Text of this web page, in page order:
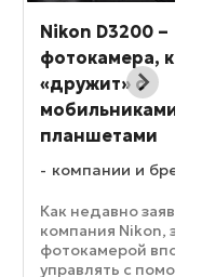
Nikon D3200 –
фотокамера,
«дружит» с
мобильниками и
планшетами
компании и
Как недавно заявила
компания Nikon,
фотокамерой
управлять с